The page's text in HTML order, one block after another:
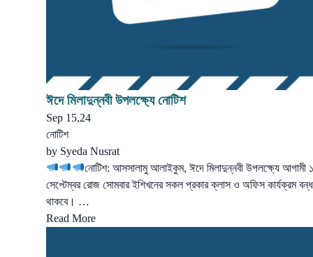
ঈদে মিলাদুন্নবী উপলক্ষ্যে নোটিশ
Sep 15,24
নোটিশ
by Syeda Nusrat
নোটিশ: আসসালামু আলাইকুম, ঈদে মিলাদুন্নবী উপলক্ষ্যে আগামী
সেপ্টেম্বর রোজ সোমবার ইশিখনের সকল প্রকার ক্লাস ও অফিস কার্যক্রম বন্ধ
থাকবে। …
Read More